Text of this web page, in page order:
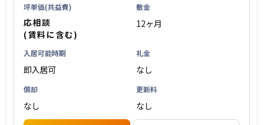
坪単価(共益費)
応相談
(賃料に含む)
敷金
12ヶ月
入居可能時期
即入居可
礼金
なし
償却
なし
更新料
なし